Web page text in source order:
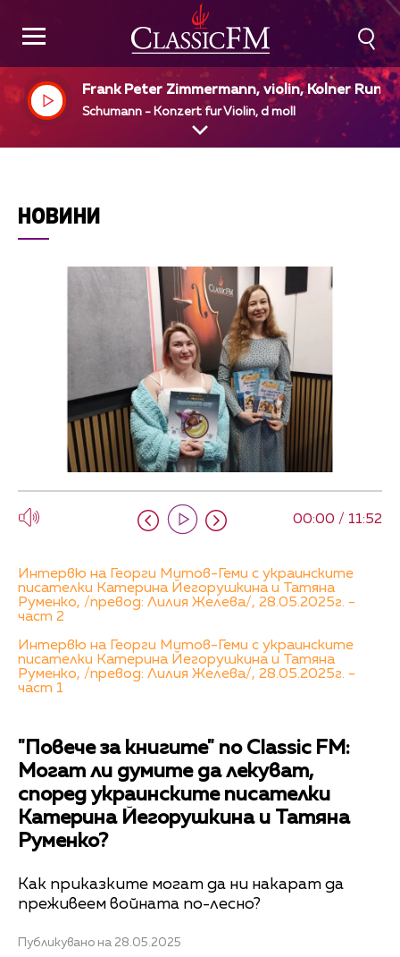
Frank Peter Zimmermann, violin, Kolner
nk Sinfinie Orchester, Hans Vonk, dir
Schumann - Konzert fur Violin, d moll
НОВИНИ
00:00 / 11:52
Интервю на Георги Митов-Геми с украинските
писателки Катерина Йегорушкина и Татяна
Руменко, /превод: Лилия Желева/, 28.05.2025г. -
част 2
Интервю на Георги Митов-Геми с украинските
писателки Катерина Йегорушкина и Татяна
Руменко, /превод: Лилия Желева/, 28.05.2025г. -
част 1
"Повече за книгите" по Classic FM:
Могат ли думите да лекуват,
според украинските писателки
Катерина Йегорушкина и Татяна
Руменко?
Как приказките могат да ни накарат да
преживеем войната по-лесно?
Публикувано на 28.05.2025